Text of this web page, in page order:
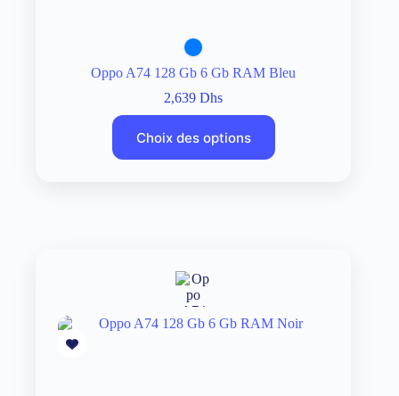
Oppo A74 128 Gb 6 Gb RAM Bleu
2,639Dhs
Choix des options